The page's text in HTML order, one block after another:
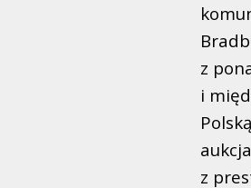
z
i
z